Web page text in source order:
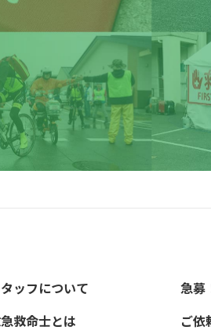
ッフについて
救命士とは
急募
ご依